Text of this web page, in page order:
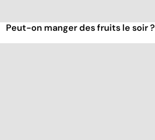
Peut-on manger des fruits le soir ?